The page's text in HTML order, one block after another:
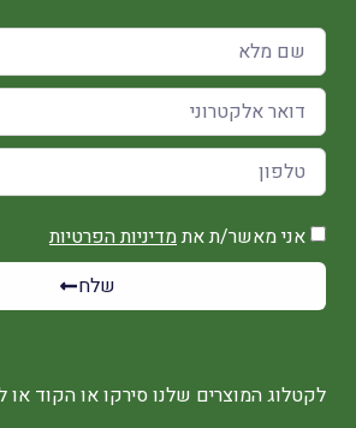
אני מאשר/ת אתמדיניות הפרטיות
שלח
לקטלוג המוצרים שלנו סירקו או הקוד או